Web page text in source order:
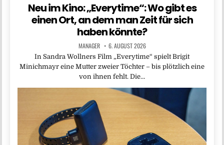
Neu im Kino: „Everytime“: Wo gibt es
einen Ort, an dem man Zeit für sich
haben könnte?
MANAGER 6. AUGUST 2026
In Sandra Wollners Film „Everytime“ spielt Brigit
Minichmayr eine Mutter zweier Töchter – bis plötzlich eine
von ihnen fehlt. Die…